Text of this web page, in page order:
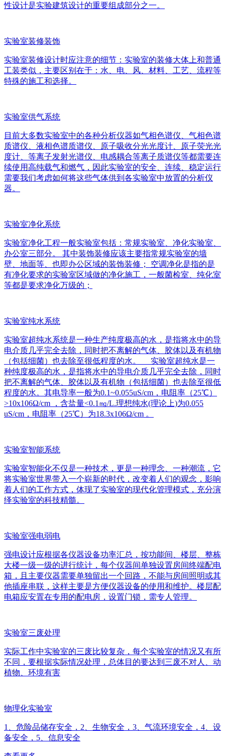
性设计是实验建筑设计的重要组成部分之一。
实验室装修装饰
实验室装修设计时应注意的细节：实验室的装修大体上和普通
工装类似，主要区别在于：水、电、风、材料、工艺、流程等
特殊的施工和选择。
实验室供气系统
目前大多数实验室中的各种分析仪器如气相色谱仪、气相色谱
质谱仪、液相色谱质谱仪、原子吸收分光光度计、原子荧光光
度计、等离子发射光谱仪、电感耦合等离子质谱仪等都需要连
续使用高纯载气和燃气，因此实验室的安全、连续、稳定运行
需要我们考虑如何将这些气体供到各实验室中放置的分析仪
器。
实验室净化系统
实验室净化工程一般实验室包括：常规实验室、净化实验室、
办公室三部分。 其中装饰装修应该主要指常规实验室的墙
壁、地面等、也即办公区域的装饰装修； 空调净化是指的是
有净化要求的实验室区域做的净化施工，一般菌检室、纯化室
等都是要求净化万级的；
实验室纯水系统
实验室超纯水系统是一种生产纯度极高的水，是指将水中的导
电介质几乎完全去除，同时把不离解的气体、胶体以及有机物
（包括细菌）也去除至很低程度的水。 实验室超纯水是一
种纯度极高的水，是指将水中的导电介质几乎完全去除，同时
把不离解的气体、胶体以及有机物（包括细菌）也去除至很低
程度的水。其电导率一般为0.1~0.055uS/cm，电阻率（25℃）
>10x106Ω/cm ，含盐量<0.1㎎/L.理想纯水(理论上)为0.055
uS/cm，电阻率（25℃）为18.3x106Ω/cm 。
实验室智能系统
实验室智能化不仅是一种技术，更是一种理念、一种潮流，它
将实验室世界带入一个崭新的时代，改变着人们的观念，影响
着人们的工作方式，体现了实验室的现代化管理模式，充分演
绎实验室的科技精髓。
实验室强电弱电
强电设计应根据各仪器设备功率汇总，按功能间、楼层、整栋
大楼一级一级的进行统计，每个仪器间单独设置房间终端配电
箱，且主要仪器需要单独留出一个回路，不能与房间照明或其
他插座串联，这样主要是方便仪器设备的使用和维护。楼层配
电箱应安置在专用的配电房，设置门锁，需专人管理。
实验室三废处理
实际工作中实验室的三废比较复杂，每个实验室的情况又有所
不同，要根据实际情况处理，总体目的要达到三废不对人、动
植物、环境有害
物理化实验室
1、危险品储存安全，2、生物安全，3、气流环境安全，4、设
备安全，5、信息安全